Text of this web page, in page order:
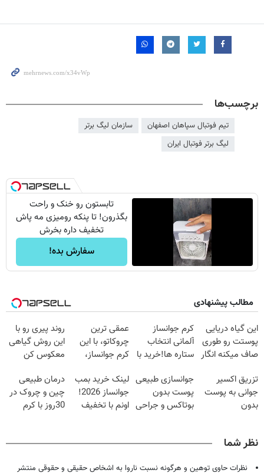
برچسب‌ها
تیم فوتبال سپاهان اصفهان
سازمان لیگ برتر
لیگ برتر فوتبال ایران
تابستون رو خنک و راحت
بگذرون! تا پنکه رومیزی مه پاش
تخفیف داره بخرش
سفارش بده!
مطالب پیشنهادی
این گیاه دریایی
پوستت رو طوری
صاف میکنه انگار
شدی🔥
کرم جوانساز
آلمانی انتخاب
ستاره ها!خرید با
عمقی ترین
چروکاتو، با این
کرم جوانساز،
تخفیف سفارش
فوری)
روند پیری رو با
این روش گیاهی
معکوس کن
تزریق اکسیر
جوانی به پوست
بدون
جوانسازی طبیعی
پوست بدون
بوتاکس و جراحی
لینک خرید بمب
جوانساز 2026!
اونم با تخفیف
درمان طبیعی
چین و چروک در
30روز با کرم
نظر شما
نظرات حاوی توهین و هرگونه نسبت ناروا به اشخاص حقیقی و حقوقی منتشر